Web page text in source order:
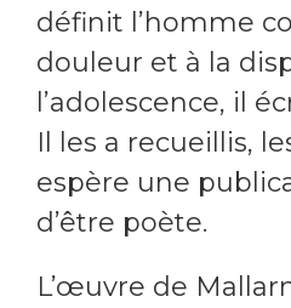
définit l’homme
douleur et à la
l’adolescence, il
Il les a recueillis,
espère une
d’être poète.
L’œuvre de